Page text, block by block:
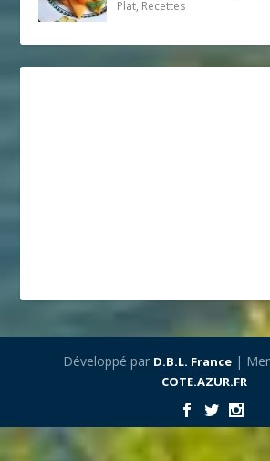
Plat, Recettes
Développé par D.B.L. France|
COTE.AZUR.FR